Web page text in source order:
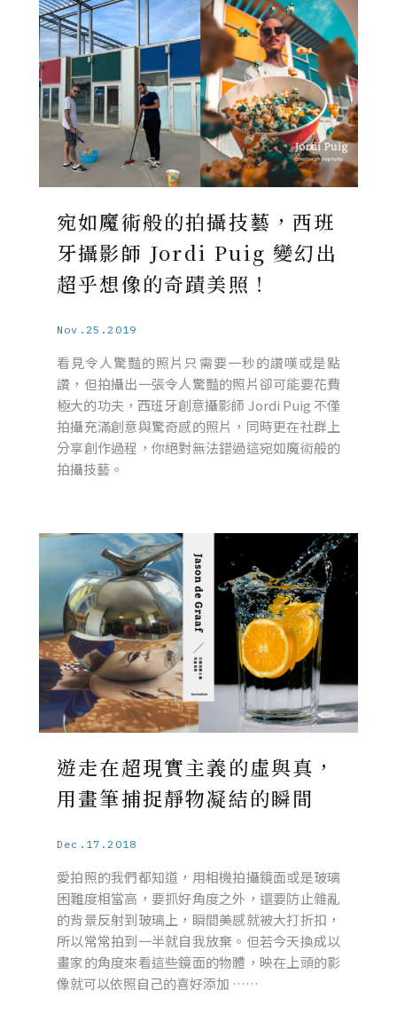
宛如魔術般的拍攝技藝，西班
牙攝影師 Jordi Puig 變幻出
超乎想像的奇蹟美照！
Nov.25.2019
看見令人驚豔的照片只需要一秒的讚嘆或是點
讚，但拍攝出一張令人驚豔的照片卻可能要花費
極大的功夫，西班牙創意攝影師 Jordi Puig 不僅
拍攝充滿創意與驚奇感的照片，同時更在社群上
分享創作過程，你絕對無法錯過這宛如魔術般的
拍攝技藝。
遊走在超現實主義的虛與真，
用畫筆捕捉靜物凝結的瞬間
Dec.17.2018
愛拍照的我們都知道，用相機拍攝鏡面或是玻璃
困難度相當高，要抓好角度之外，還要防止雜亂
的背景反射到玻璃上，瞬間美感就被大打折扣，
所以常常拍到一半就自我放棄。但若今天換成以
畫家的角度來看這些鏡面的物體，映在上頭的影
像就可以依照自己的喜好添加 ……